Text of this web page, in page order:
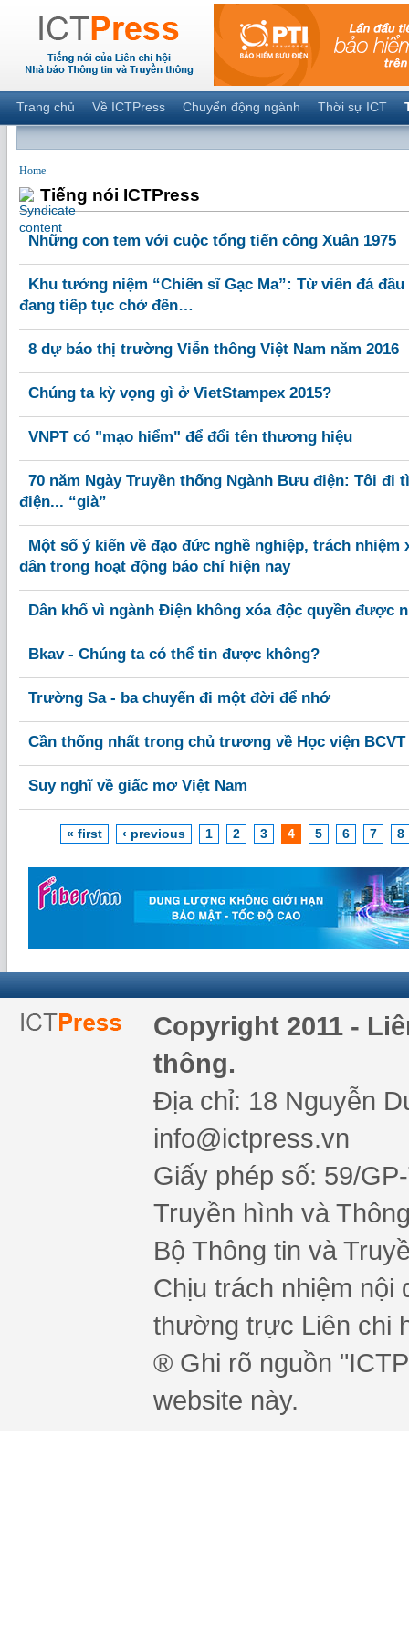
Trang chủ Về ICTPress Chuyển động ngành Thời sự ICT
Home
Tiếng nói ICTPress
Những con tem với cuộc tổng tiến công Xuân 1975
Khu tưởng niệm “Chiến sĩ Gạc Ma”: Từ viên đá
đang tiếp tục chở đến…
8 dự báo thị trường Viễn thông Việt Nam năm 2016
Chúng ta kỳ vọng gì ở VietStampex 2015?
VNPT có "mạo hiểm" để đổi tên thương hiệu
70 năm Ngày Truyền thống Ngành Bưu điện: Tôi đi
điện... “già”
Một số ý kiến về đạo đức nghề nghiệp, trách nhiệm
dân trong hoạt động báo chí hiện nay
Dân khổ vì ngành Điện không xóa độc quyền được
Bkav - Chúng ta có thể tin được không?
Trường Sa - ba chuyến đi một đời để nhớ
Cần thống nhất trong chủ trương về Học viện BCVT
Suy nghĩ về giấc mơ Việt Nam
« first ‹ previous 1 2 3 4 5 6 7 8
Copyright 2011 -
thông.
Địa chỉ: 18 Nguyễn
info@ictpress.vn
Giấy phép số: 59/
Truyền hình và
Bộ Thông tin và
Chịu trách nhiệm nội
thường trực Liên chi
® Ghi rõ nguồn
website này.